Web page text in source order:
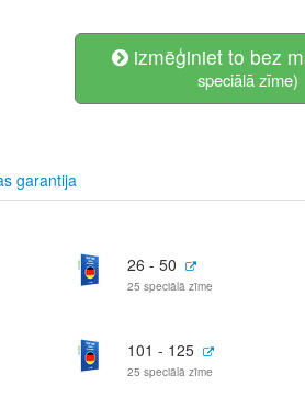
izmēģiniet to bez
speciālā zīme)
garantija
26 - 50
25 speciālā zīme
101 - 125
25 speciālā zīme